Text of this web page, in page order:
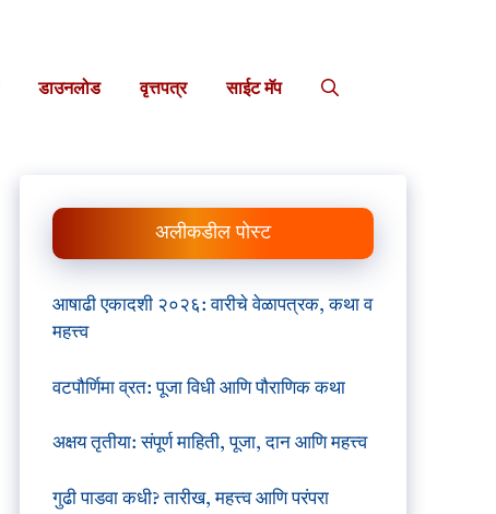
डाउनलोड वृत्तपत्र साईट मॅप
अलीकडील पोस्ट
आषाढी एकादशी २०२६: वारीचे वेळापत्रक, कथा व
महत्त्व
वटपौर्णिमा व्रत: पूजा विधी आणि पौराणिक कथा
अक्षय तृतीया: संपूर्ण माहिती, पूजा, दान आणि महत्त्व
गुढी पाडवा कधी? तारीख, महत्त्व आणि परंपरा